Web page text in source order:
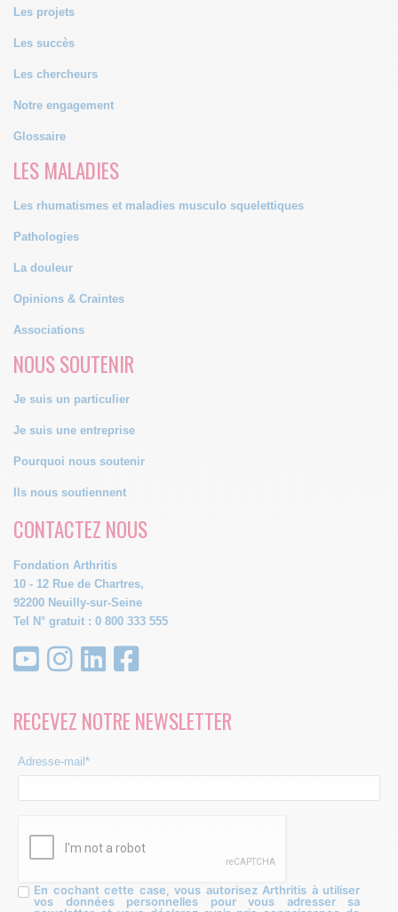
Les projets
Les succès
Les chercheurs
Notre engagement
Glossaire
LES MALADIES
Les rhumatismes et maladies musculo squelettiques
Pathologies
La douleur
Opinions & Craintes
Associations
NOUS SOUTENIR
Je suis un particulier
Je suis une entreprise
Pourquoi nous soutenir
Ils nous soutiennent
CONTACTEZ NOUS
Fondation Arthritis
10 - 12 Rue de Chartres,
92200 Neuilly-sur-Seine
Tel N° gratuit : 0 800 333 555
RECEVEZ NOTRE NEWSLETTER
Adresse-mail*
En cochant cette case, vous autorisez Arthritis à utiliser
vos données personnelles pour vous adresser sa